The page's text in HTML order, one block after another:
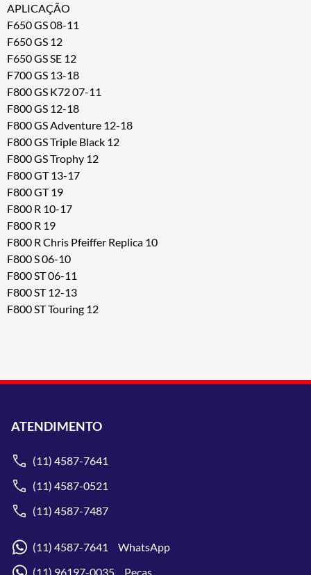
APLICAÇÃO
F650 GS 08-11
F650 GS 12
F650 GS SE 12
F700 GS 13-18
F800 GS K72 07-11
F800 GS 12-18
F800 GS Adventure 12-18
F800 GS Triple Black 12
F800 GS Trophy 12
F800 GT 13-17
F800 GT 19
F800 R 10-17
F800 R 19
F800 R Chris Pfeiffer Replica 10
F800 S 06-10
F800 ST 06-11
F800 ST 12-13
F800 ST Touring 12
ATENDIMENTO
(11) 4587-7641
(11) 4587-0521
(11) 4587-7487
(11) 4587-7641 WhatsApp
(11) 96197-0035 Peças